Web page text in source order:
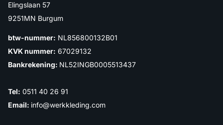
Elingslaan 57
9251MN Burgum
btw-nummer: NL856800132B01
KVK nummer: 67029132
Bankrekening: NL52INGB0005513437
Tel: 0511 40 26 91
Email: info@werkkleding.com